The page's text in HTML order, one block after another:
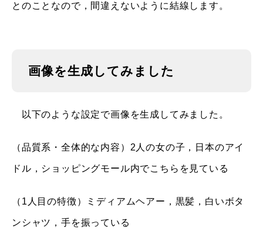
とのことなので，間違えないように結線します。
画像を生成してみました
以下のような設定で画像を生成してみました。
（品質系・全体的な内容）2人の女の子，日本のアイ
ドル，ショッピングモール内でこちらを見ている
（1人目の特徴）ミディアムヘアー，黒髪，白いボタ
ンシャツ，手を振っている